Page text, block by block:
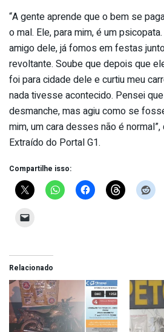
“A gente aprende que o bem se
o mal. Ele, para mim, é um
amigo dele, já fomos em festas
revoltante. Soube que depois que
foi para cidade dele e curtiu meu
nada tivesse acontecido. Pensei
desmanche, mas agiu como se
mim, um cara desses não é
Extraído do Portal G1.
Compartilhe isso:
Relacionado